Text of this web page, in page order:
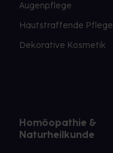
Augenpflege
Hautstraffende Pflege
Dekorative Kosmetik
Homöopathie &
Naturheilkunde